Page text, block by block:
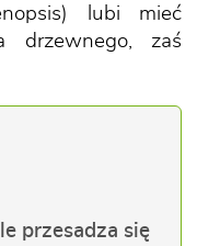
lubi mieć
drzewnego, zaś
przesadza się